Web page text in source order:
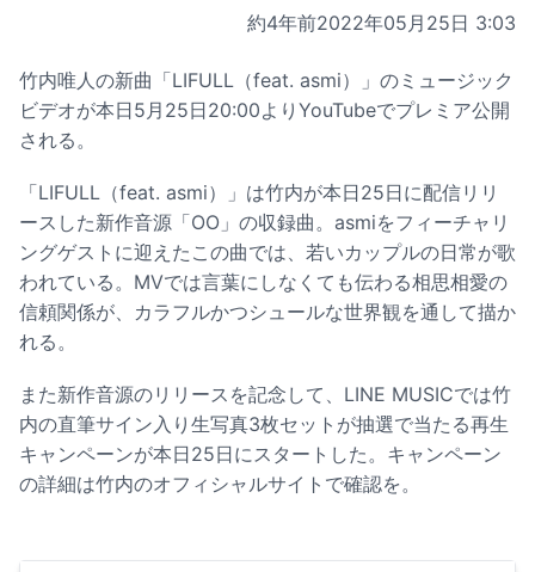
約4年前2022年05月25日 3:03
竹内唯人の新曲「LIFULL（feat. asmi）」のミュージック
ビデオが本日5月25日20:00よりYouTubeでプレミア公開
される。
「LIFULL（feat. asmi）」は竹内が本日25日に配信リリ
ースした新作音源「OO」の収録曲。asmiをフィーチャリ
ングゲストに迎えたこの曲では、若いカップルの日常が歌
われている。MVでは言葉にしなくても伝わる相思相愛の
信頼関係が、カラフルかつシュールな世界観を通して描か
れる。
また新作音源のリリースを記念して、LINE MUSICでは竹
内の直筆サイン入り生写真3枚セットが抽選で当たる再生
キャンペーンが本日25日にスタートした。キャンペーン
の詳細は竹内のオフィシャルサイトで確認を。